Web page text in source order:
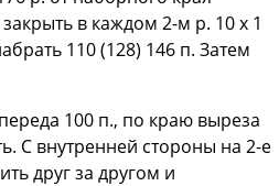
в каждом 2-м р. 10 х 1
110 (128) 146 п. Затем
100 п., по краю выреза
С внутренней стороны на 2-е
друг за другом и